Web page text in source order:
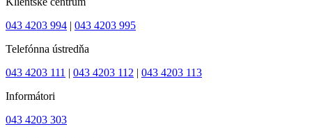
043 4203 994 | 043 4203 995
Telefónna ústredňa
043 4203 111 | 043 4203 112 | 043 4203 113
Informátori
043 4203 303